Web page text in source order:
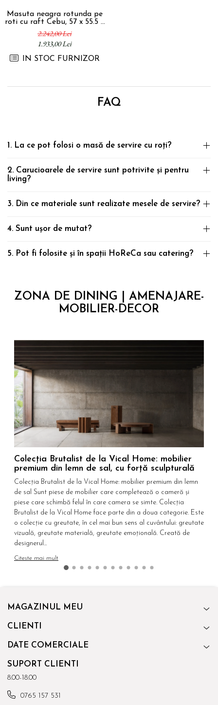
Masuta neagra rotunda pe
roti cu raft Cebu, 57 x 55.5 x
62,5 cm
2.242,00 Lei
1.933,00 Lei
IN STOC FURNIZOR
FAQ
1. La ce pot folosi o masă de servire cu roți?
2. Carucioarele de servire sunt potrivite și pentru
living?
3. Din ce materiale sunt realizate mesele de servire?
4. Sunt ușor de mutat?
5. Pot fi folosite și în spații HoReCa sau catering?
ZONA DE DINING | AMENAJARE-
MOBILIER-DECOR
Colecția Brutalist de la Vical Home: mobilier
premium din lemn de sal, cu forță sculpturală
Colecția Brutalist de la Vical Home: mobilier premium din lemn
de sal Sunt piese de mobilier care completează o cameră și
piese care schimbă felul în care camera se simte. Colecția
Brutalist de la Vical Home face parte din a doua categorie. Este
o colecție cu greutate, în cel mai bun sens al cuvântului: greutate
vizuală, greutate materială, greutate emoțională. Creată de
designerul...
Citeste mai mult
MAGAZINUL MEU
CLIENTI
DATE COMERCIALE
SUPORT CLIENTI
8.00-18.00
0765 157 531